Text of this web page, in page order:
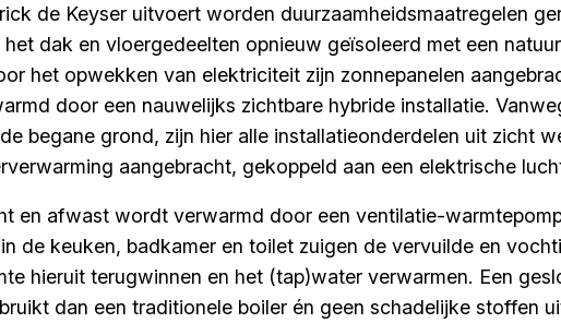
de Keyser uitvoert worden duurzaamheidsmaatregelen
dak en vloergedeelten opnieuw geïsoleerd met een
het opwekken van elektriciteit zijn zonnepanelen
door een nauwelijks zichtbare hybride installatie.
begane grond, zijn hier alle installatieonderdelen uit zicht
aangebracht, gekoppeld aan een elektrische
en afwast wordt verwarmd door een ventilatie-
de keuken, badkamer en toilet zuigen de vervuilde en
hieruit terugwinnen en het (tap)water verwarmen. Een
dan een traditionele boiler én geen schadelijke stoffen